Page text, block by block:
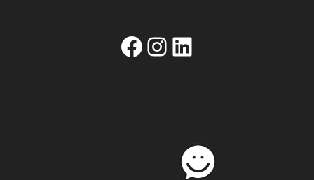
Facebook
Instagram
Linkedin